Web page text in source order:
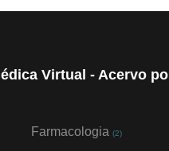
Virtual - Acervo
Farmacologia (2)